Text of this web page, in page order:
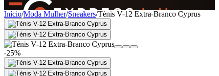
SINCE 2005
+de 36.000 reviews
Início/Moda Mulher/Sneakers/Ténis V-12 Extra-Branco Cyprus
-25%